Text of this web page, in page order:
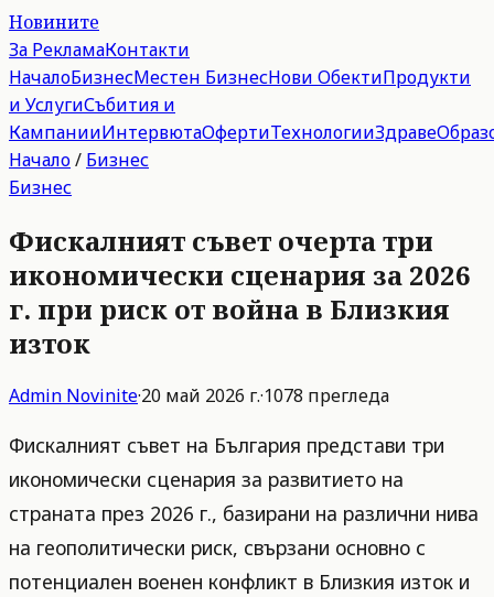
Новините
За РекламаКонтакти
НачалоБизнесМестен БизнесНови ОбектиПродукти
и УслугиСъбития и
КампанииИнтервютаОфертиТехнологииЗдраве
Начало/ Бизнес
Бизнес
Фискалният съвет очерта три
икономически сценария за 2026
г. при риск от война в Близкия
изток
Admin Novinite·20 май 2026 г.·1078 прегледа
Фискалният съвет на България представи три
икономически сценария за развитието на
страната през 2026 г., базирани на различни нива
на геополитически риск, свързани основно с
потенциален военен конфликт в Близкия изток и